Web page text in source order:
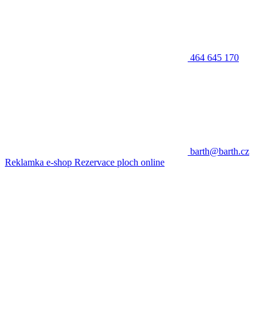
464 645 170
barth@barth.cz
Reklamka e-shop Rezervace ploch online